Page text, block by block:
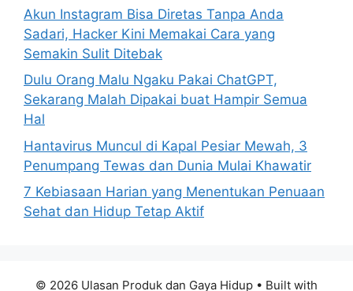
Akun Instagram Bisa Diretas Tanpa Anda
Sadari, Hacker Kini Memakai Cara yang
Semakin Sulit Ditebak
Dulu Orang Malu Ngaku Pakai ChatGPT,
Sekarang Malah Dipakai buat Hampir Semua
Hal
Hantavirus Muncul di Kapal Pesiar Mewah, 3
Penumpang Tewas dan Dunia Mulai Khawatir
7 Kebiasaan Harian yang Menentukan Penuaan
Sehat dan Hidup Tetap Aktif
© 2026 Ulasan Produk dan Gaya Hidup • Built with